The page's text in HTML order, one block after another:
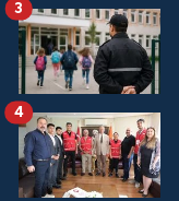
3
4